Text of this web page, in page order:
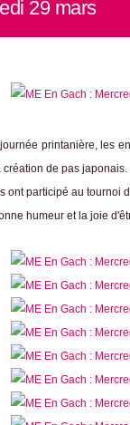
29 mars
printanière, les
de pas japonais.
ont participé au tournoi
humeur et la joie